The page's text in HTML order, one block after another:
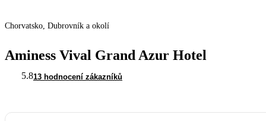
Chorvatsko, Dubrovník a okolí
Aminess Vival Grand Azur Hotel
5.813 hodnocení zákazníků